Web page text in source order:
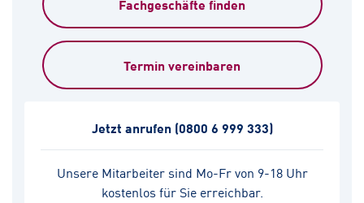
Fachgeschäfte finden
Termin vereinbaren
Unsere Mitarbeiter sind Mo-Fr von 9-18 Uhr
kostenlos für Sie erreichbar.
Jetzt anrufen (0800 6 999 333)